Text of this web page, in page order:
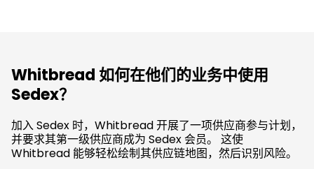
Whitbread 如何在他们的业务中使用
Sedex？
加入 Sedex 时，Whitbread 开展了一项供应商参与计划，
并要求其第一级供应商成为 Sedex 会员。 这使
Whitbread 能够轻松绘制其供应链地图，然后识别风险。